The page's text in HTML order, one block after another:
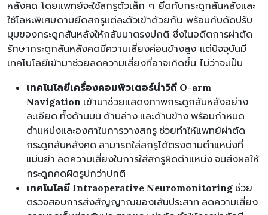
หลังคด โดยแพทย์จะใช้สกรูตัวเล็ก ๆ ยึดกับกระดูกสันหลังและ
ใช้โลหะพิเศษดามยึดสกรูแต่ละตัวเข้าด้วยกัน พร้อมกับดัดปรับ
มุมของกระดูกสันหลังให้กลับมาตรงปกติ ซึ่งในอดีตการผ่าตัด
รักษากระดูกสันหลังคดมีความเสี่ยงค่อนข้างสูง แต่ปัจจุบันมี
เทคโนโลยีเข้ามาช่วยลดความเสี่ยงที่อาจเกิดขึ้น ไม่ว่าจะเป็น
เทคโนโลยีเครื่องคอมพิวเตอร์นำวิถี O-arm
Navigation เข้ามาช่วยแสดงภาพกระดูกสันหลังอย่าง
ละเอียด ทั้งด้านบน ด้านล่าง และด้านข้าง พร้อมกำหนด
ตำแหน่งและองศาในการวางสกรู ช่วยทำให้แพทย์ผ่าตัด
กระดูกสันหลังคด สามารถใส่สกรูได้ตรงตามตำแหน่งที่
แม่นยำ ลดความเสี่ยงในการใส่สกรูผิดตำแหน่ง จนส่งผลให้
กระดูกคดผิดรูปกว่าปกติ
เทคโนโลยี Intraoperative Neuromonitoring ช่วย
ตรวจสอบการส่งสัญญาณของเส้นประสาท ลดความเสี่ยง